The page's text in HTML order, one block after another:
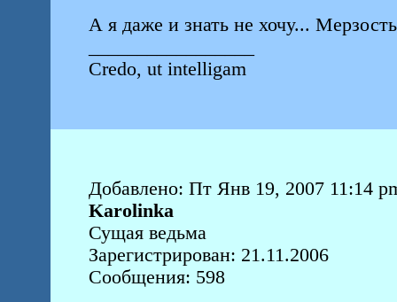
А я даже и знать не хочу...
Credo, ut intelligam
Добавлено: Пт Янв 19, 2007 11:14
Karolinka
Сущая ведьма
Зарегистрирован: 21.11.2006
Сообщения: 598